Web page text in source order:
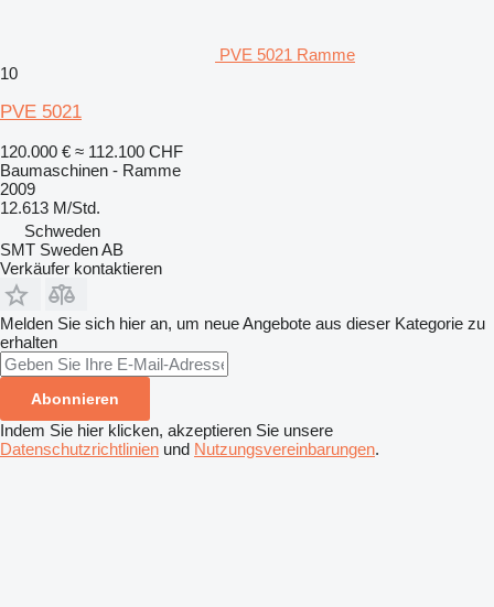
PVE 5021 Ramme
10
PVE 5021
120.000 € ≈ 112.100 CHF
Baumaschinen - Ramme
2009
12.613 M/Std.
Schweden
SMT Sweden AB
Verkäufer kontaktieren
Melden Sie sich hier an, um neue Angebote aus dieser Kategorie zu
erhalten
Abonnieren
Indem Sie hier klicken, akzeptieren Sie unsere
Datenschutzrichtlinien und Nutzungsvereinbarungen.